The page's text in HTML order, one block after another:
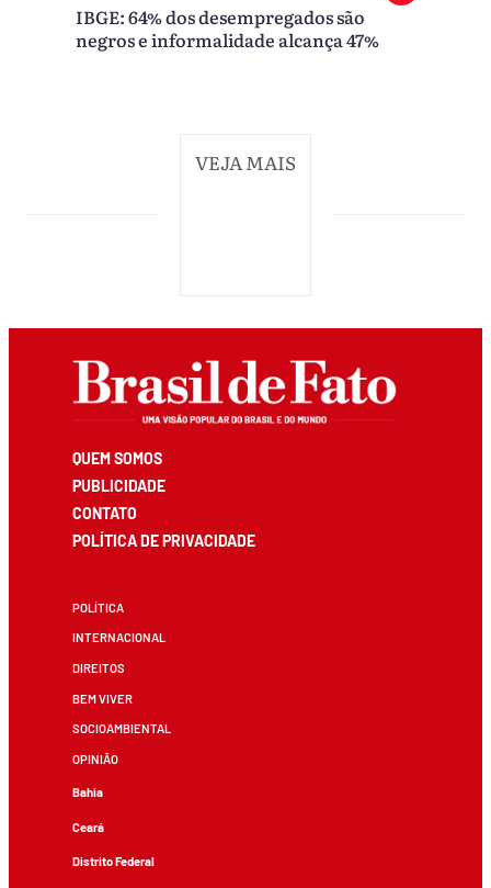
IBGE: 64% dos desempregados são
negros e informalidade alcança 47%
VEJA MAIS
QUEM SOMOS
PUBLICIDADE
CONTATO
POLÍTICA DE PRIVACIDADE
POLÍTICA
INTERNACIONAL
DIREITOS
BEM VIVER
SOCIOAMBIENTAL
OPINIÃO
Bahia
Ceará
Distrito Federal